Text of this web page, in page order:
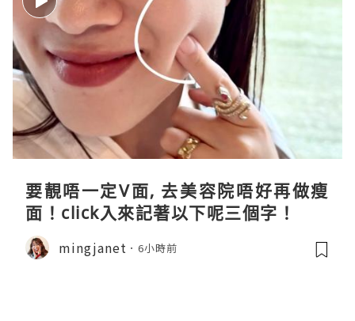
要靚唔一定V面, 去美容院唔好再做瘦
面！click入來記著以下呢三個字！
mingjanet 6小時前